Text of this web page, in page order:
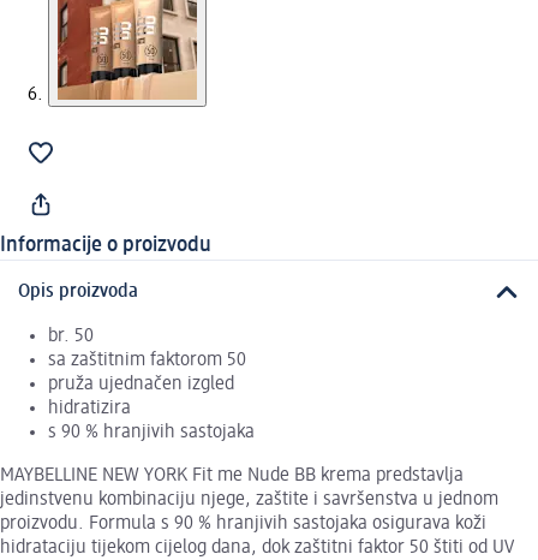
Informacije o proizvodu
Opis proizvoda
br. 50
sa zaštitnim faktorom 50
pruža ujednačen izgled
hidratizira
s 90 % hranjivih sastojaka
MAYBELLINE NEW YORK Fit me Nude BB krema predstavlja
jedinstvenu kombinaciju njege, zaštite i savršenstva u jednom
proizvodu. Formula s 90 % hranjivih sastojaka osigurava koži
hidrataciju tijekom cijelog dana, dok zaštitni faktor 50 štiti od UV